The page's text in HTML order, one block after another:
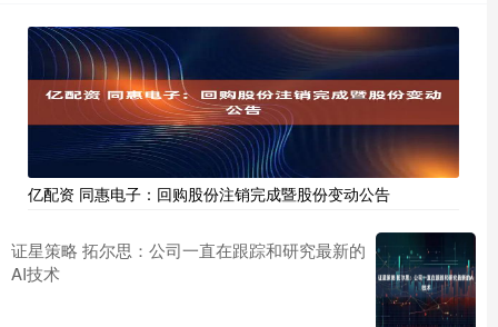
亿配资 同惠电子：回购股份注销完成暨股份变动公告
证星策略 拓尔思：公司一直在跟踪和研究最新的
AI技术